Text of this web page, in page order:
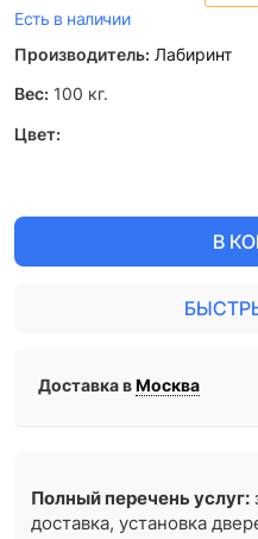
Есть в наличии
Производитель: Лабиринт
Вес: 100 кг.
Цвет:
В
Доставка вМосква
Полный перечень услуг:
доставка, установка